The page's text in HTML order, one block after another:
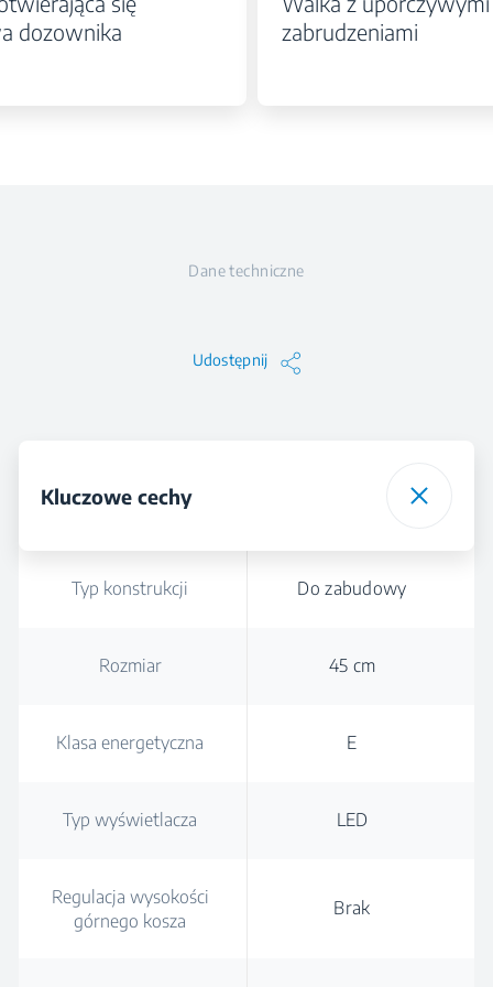
dozownika
zabrudzeniami
Dane techniczne
Udostępnij
Kluczowe cechy
Typ konstrukcji Do zabudowy
Rozmiar 45 cm
Klasa energetyczna E
Typ wyświetlacza LED
Regulacja wysokości
górnego kosza
Brak